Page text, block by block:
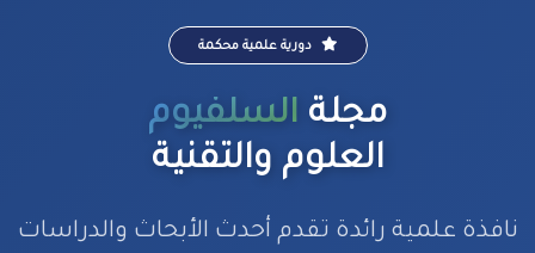
دورية علمية محكمة
مجلة السلفيوم
العلوم والتقنية
نافذة علمية رائدة تقدم أحدث الأبحاث والدراسات